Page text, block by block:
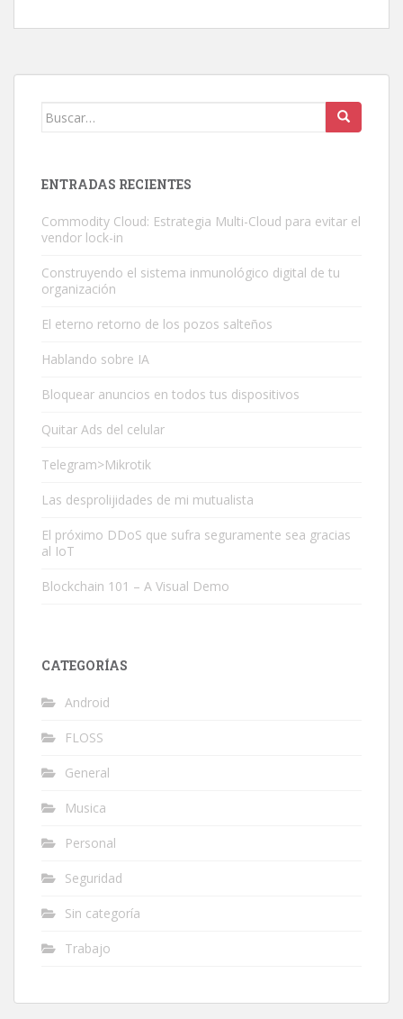
Buscar:
ENTRADAS RECIENTES
Commodity Cloud: Estrategia Multi-Cloud para evitar el
vendor lock-in
Construyendo el sistema inmunológico digital de tu
organización
El eterno retorno de los pozos salteños
Hablando sobre IA
Bloquear anuncios en todos tus dispositivos
Quitar Ads del celular
Telegram>Mikrotik
Las desprolijidades de mi mutualista
El próximo DDoS que sufra seguramente sea gracias
al IoT
Blockchain 101 – A Visual Demo
CATEGORÍAS
Android
FLOSS
General
Musica
Personal
Seguridad
Sin categoría
Trabajo